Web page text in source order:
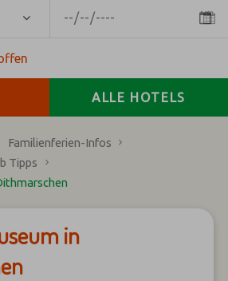
ALLE HOTELS
Familienferien-Infos
Tipps
in